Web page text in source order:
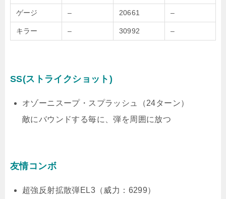
ゲージ – 20661 –
キラー – 30992 –
SS(ストライクショット)
オゾーニスープ・スプラッシュ（24ターン）
敵にバウンドする毎に、弾を周囲に放つ
友情コンボ
超強反射拡散弾EL3（威力：6299）